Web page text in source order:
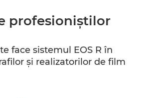
profesioniştilor
face sistemul EOS R în
şi realizatorilor de film